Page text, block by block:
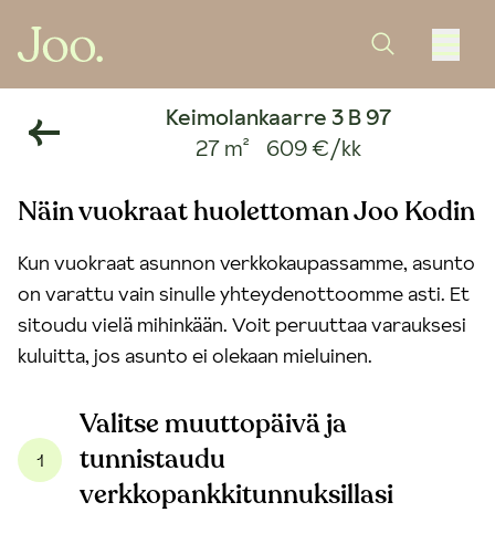
Keimolankaarre 3 B 97
27 m²
609 €/kk
Näin vuokraat huolettoman Joo Kodin
Kun vuokraat asunnon verkkokaupassamme, asunto
on varattu vain sinulle yhteydenottoomme asti. Et
sitoudu vielä mihinkään. Voit peruuttaa varauksesi
kuluitta, jos asunto ei olekaan mieluinen.
1
Valitse muuttopäivä ja
tunnistaudu
verkkopankkitunnuksillasi